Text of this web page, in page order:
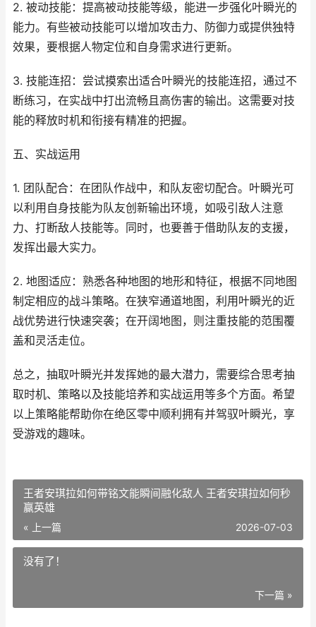
2. 被动技能：提高被动技能等级，能进一步强化叶瞬光的
能力。有些被动技能可以增加攻击力、防御力或提供独特
效果，要根据人物定位和自身需求进行更新。
3. 技能连招：尝试摸索出适合叶瞬光的技能连招，通过不
断练习，在实战中打出流畅且高伤害的输出。这需要对技
能的释放时机和衔接有精准的把握。
五、实战运用
1. 团队配合：在团队作战中，和队友密切配合。叶瞬光可
以利用自身技能为队友创新输出环境，如吸引敌人注意
力、打断敌人技能等。同时，也要善于借助队友的支援，
发挥出最大实力。
2. 地图适应：熟悉各种地图的地形和特征，根据不同地图
制定相应的战斗策略。在狭窄通道地图，利用叶瞬光的近
战优势进行快速突袭；在开阔地图，则注重技能的范围覆
盖和灵活走位。
总之，抽取叶瞬光并发挥她的最大潜力，需要综合思考抽
取时机、策略以及技能培养和实战运用等多个方面。希望
以上策略能帮助你在绝区零中顺利拥有并驾驭叶瞬光，享
受游戏的趣味。
王者安琪拉如何带铭文能瞬间融化敌人 王者安琪拉如何秒
赢英雄
« 上一篇 2026-07-03
没有了！
下一篇 »